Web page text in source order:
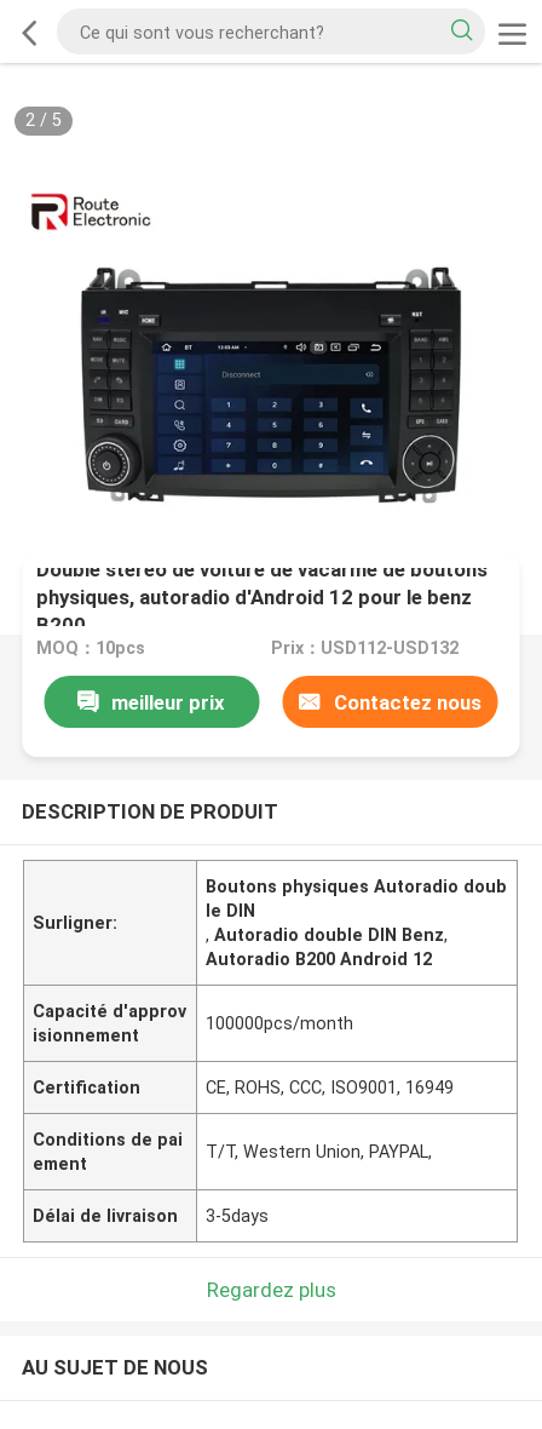
2/ 5
Double stéréo de voiture de vacarme de boutons
physiques, autoradio d'Android 12 pour le benz
B200
MOQ：10pcs Prix：USD112-USD132
meilleur prix Contactez nous
DESCRIPTION DE PRODUIT
Surligner:
Boutons physiques Autoradio doub
le DIN
,Autoradio double DIN Benz,
Autoradio B200 Android 12
Capacité d'approv
isionnement
100000pcs/month
Certification CE, ROHS, CCC, ISO9001, 16949
Conditions de pai
ement
T/T, Western Union, PAYPAL,
Délai de livraison 3-5days
Regardez plus
AU SUJET DE NOUS